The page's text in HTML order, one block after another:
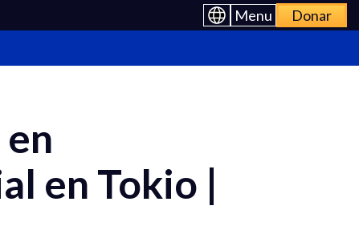
Menu Donar
en Tokio |